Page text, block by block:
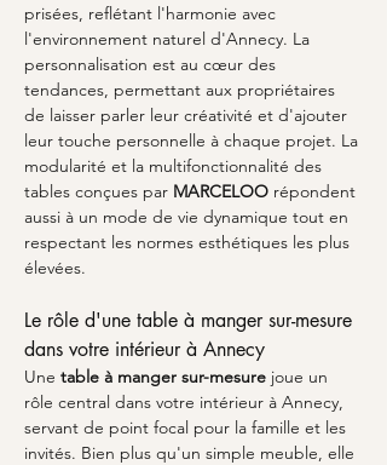
prisées, reflétant l'harmonie avec
l'environnement naturel d'Annecy. La
personnalisation est au cœur des
tendances, permettant aux propriétaires
de laisser parler leur créativité et d'ajouter
leur touche personnelle à chaque projet. La
modularité et la multifonctionnalité des
tables conçues par MARCELOO répondent
aussi à un mode de vie dynamique tout en
respectant les normes esthétiques les plus
élevées.
Le rôle d'une table à manger sur-mesure
dans votre intérieur à Annecy
Une table à manger sur-mesure joue un
rôle central dans votre intérieur à Annecy,
servant de point focal pour la famille et les
invités. Bien plus qu'un simple meuble, elle